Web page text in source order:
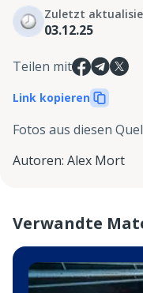
Zuletzt
03.12.25
Teilen mit
Link kopieren
Fotos aus diesen
Autoren: Alex Mort
Verwandte